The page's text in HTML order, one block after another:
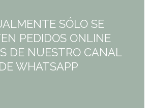
SÓLO SE
PEDIDOS ONLINE
DE NUESTRO CANAL
DE WHATSAPP